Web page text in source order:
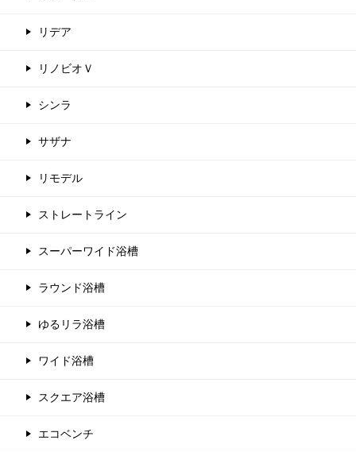
リデア
リノビオＶ
シンラ
サザナ
リモデル
ストレートライン
スーパーワイド浴槽
ラウンド浴槽
ゆるリラ浴槽
ワイド浴槽
スクエア浴槽
エコベンチ